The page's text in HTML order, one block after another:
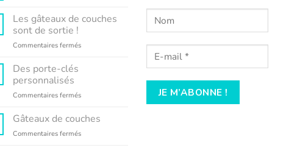
L’Atelier
Kyko
s’engage
Les gâteaux de couches
sont de sortie !
Commentaires ferméssur
sont
sortie
Des porte-clés
personnalisés
Commentaires ferméssur
porte-
personnalisés
Gâteaux de couches
Commentaires ferméssur